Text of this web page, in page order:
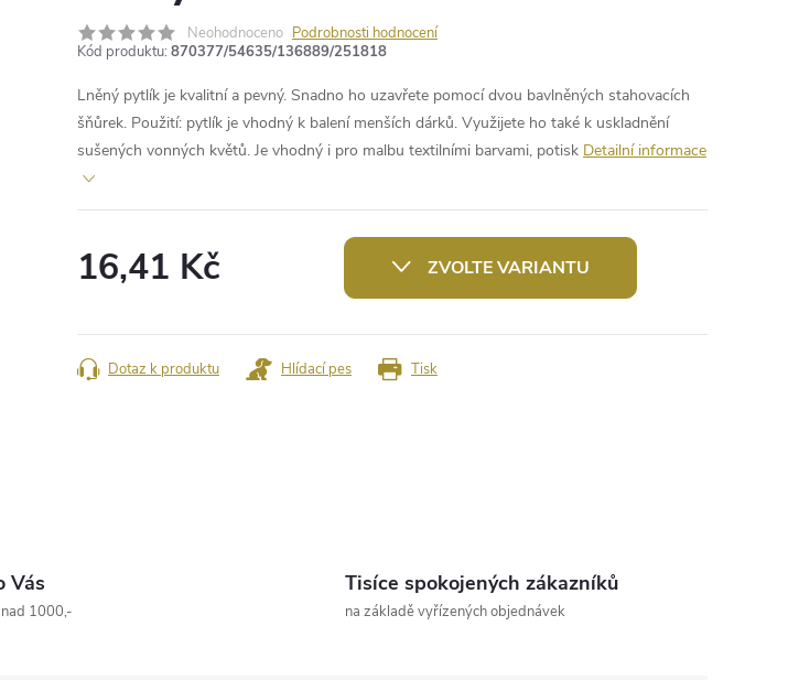
Neohodnoceno Podrobnosti hodnocení
Kód produktu: 870377/54635/136889/251818
Lněný pytlík je kvalitní a pevný. Snadno ho uzavřete pomocí dvou bavlněných stahovacích
šňůrek. Použití: pytlík je vhodný k balení menších dárků. Využijete ho také k uskladnění
sušených vonných květů. Je vhodný i pro malbu textilními barvami, potisk Detailní informace
16,41 Kč ZVOLTE VARIANTU
Tisk
Dotaz k produktu Hlídací pes
Vás
1000,-
Tisíce spokojených zákazníků
na základě vyřízených objednávek